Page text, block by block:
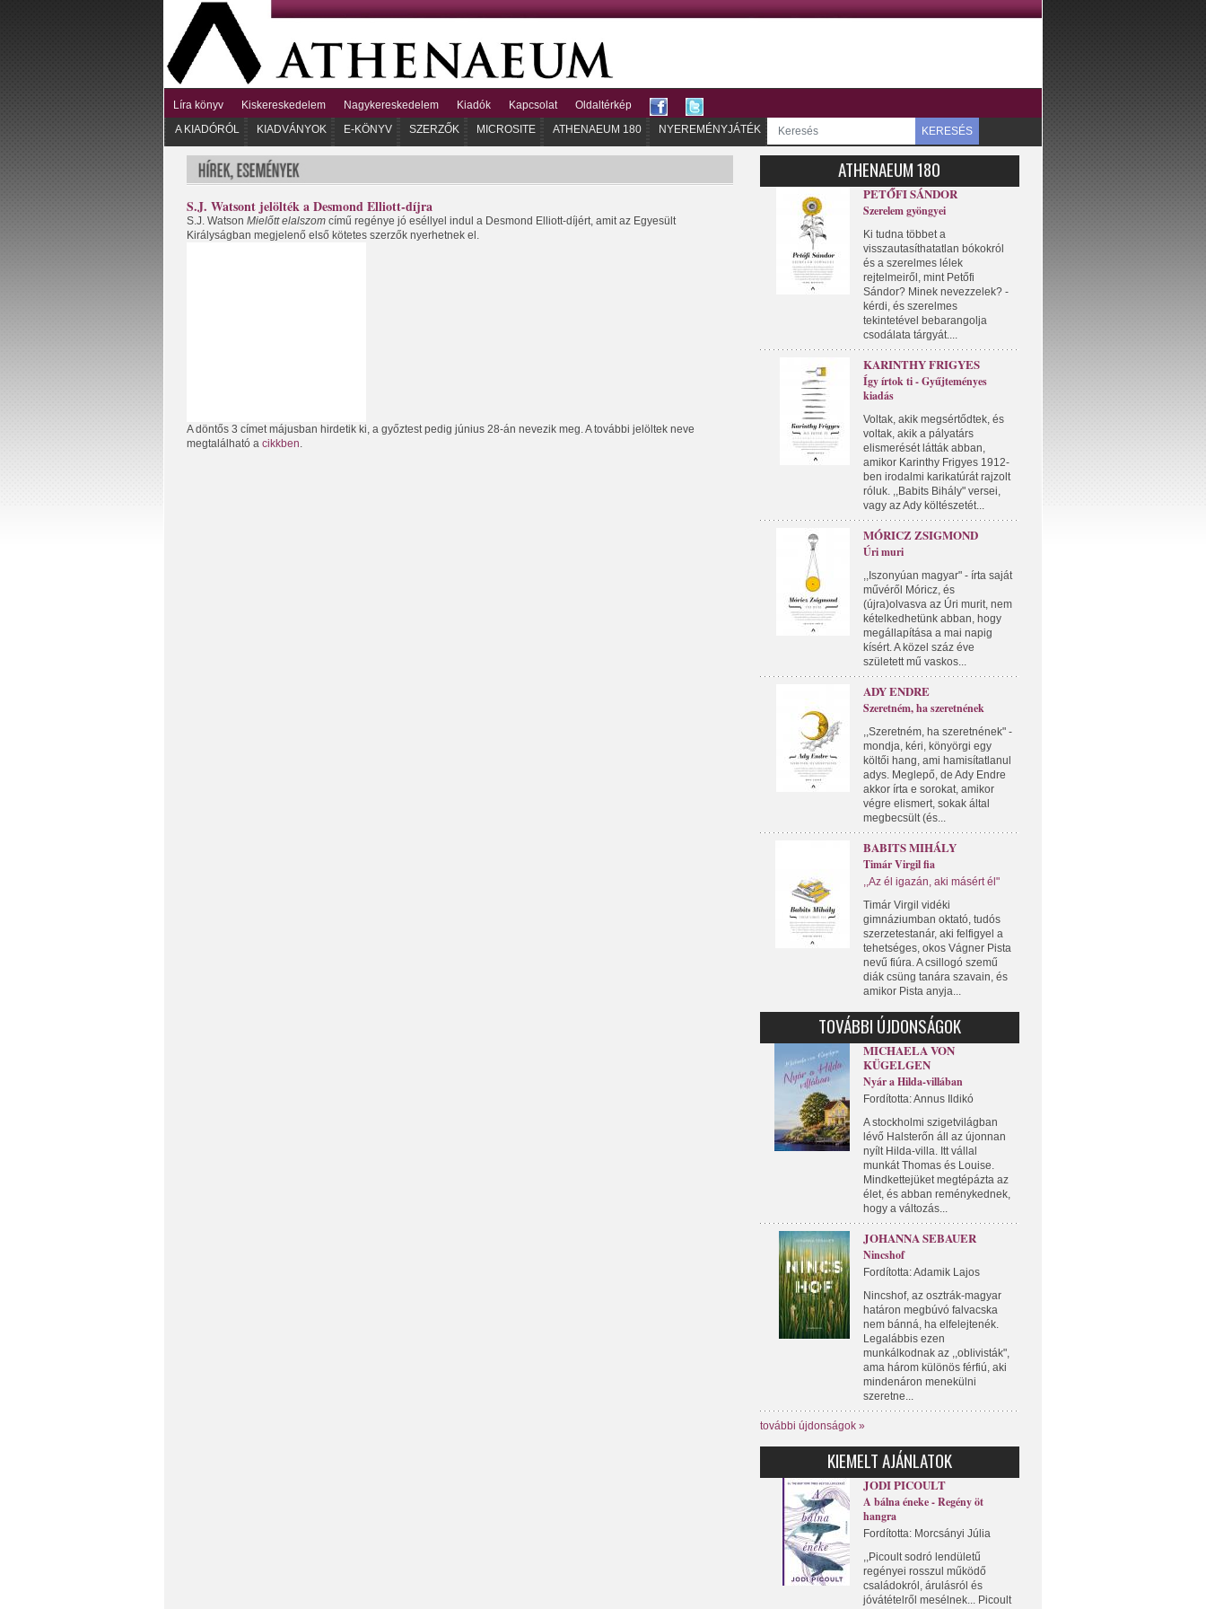
Líra könyv Kiskereskedelem Nagykereskedelem Kiadók Kapcsolat
Oldaltérkép
A KIADÓRÓL
KIADVÁNYOK E-KÖNYV SZERZŐK MICROSITE ATHENAEUM 180 NYEREMÉNYJÁTÉK KERESÉS
S.J. Watsont jelölték a Desmond Elliott-díjra
S.J. Watson Mielőtt elalszom című regénye jó eséllyel indul a Desmond Elliott-díjért, amit az Egyesült
Királyságban megjelenő első kötetes szerzők nyerhetnek el.
A döntős 3 címet májusban hirdetik ki, a győztest pedig június 28-án nevezik meg. A további jelöltek neve
megtalálható a cikkben.
ATHENAEUM 180
PETŐFI SÁNDOR
Szerelem gyöngyei
Ki tudna többet a
visszautasíthatatlan bókokról
és a szerelmes lélek
rejtelmeiről, mint Petőfi
Sándor? Minek nevezzelek? -
kérdi, és szerelmes
tekintetével bebarangolja
csodálata tárgyát....
KARINTHY FRIGYES
Így írtok ti - Gyűjteményes
kiadás
Voltak, akik megsértődtek, és
voltak, akik a pályatárs
elismerését látták abban,
amikor Karinthy Frigyes 1912-
ben irodalmi karikatúrát rajzolt
róluk. ,,Babits Bihály" versei,
vagy az Ady költészetét...
MÓRICZ ZSIGMOND
Úri muri
,,Iszonyúan magyar" - írta saját
művéről Móricz, és
(újra)olvasva az Úri murit, nem
kételkedhetünk abban, hogy
megállapítása a mai napig
kísért. A közel száz éve
született mű vaskos...
ADY ENDRE
Szeretném, ha szeretnének
,,Szeretném, ha szeretnének" -
mondja, kéri, könyörgi egy
költői hang, ami hamisítatlanul
adys. Meglepő, de Ady Endre
akkor írta e sorokat, amikor
végre elismert, sokak által
megbecsült (és...
BABITS MIHÁLY
Timár Virgil fia
,,Az él igazán, aki másért él"
Timár Virgil vidéki
gimnáziumban oktató, tudós
szerzetestanár, aki felfigyel a
tehetséges, okos Vágner Pista
nevű fiúra. A csillogó szemű
diák csüng tanára szavain, és
amikor Pista anyja...
TOVÁBBI ÚJDONSÁGOK
MICHAELA VON
KÜGELGEN
Nyár a Hilda-villában
Fordította: Annus Ildikó
A stockholmi szigetvilágban
lévő Halsterőn áll az újonnan
nyílt Hilda-villa. Itt vállal
munkát Thomas és Louise.
Mindkettejüket megtépázta az
élet, és abban reménykednek,
hogy a változás...
JOHANNA SEBAUER
Nincshof
Fordította: Adamik Lajos
Nincshof, az osztrák-magyar
határon megbúvó falvacska
nem bánná, ha elfelejtenék.
Legalábbis ezen
munkálkodnak az ,,oblivisták",
ama három különös férfiú, aki
mindenáron menekülni
szeretne...
további újdonságok »
KIEMELT AJÁNLATOK
JODI PICOULT
A bálna éneke - Regény öt
hangra
Fordította: Morcsányi Júlia
,,Picoult sodró lendületű
regényei rosszul működő
családokról, árulásról és
jóvátételről mesélnek... Picoult